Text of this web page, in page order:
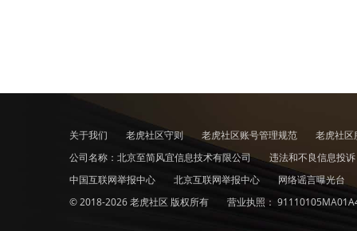
关于我们 老虎社区守则 老虎社区账号管理规范
老虎社
公司名称：北京至简风宜信息技术有限公司
违法和不良信息投
中国互联网举报中心
北京互联网举报中心
网络谣言曝光台
© 2018-2026 老虎社区 版权所有
营业执照：